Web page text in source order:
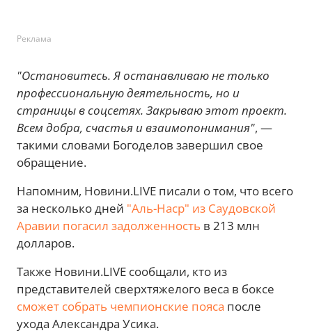
Реклама
"Остановитесь. Я останавливаю не только
профессиональную деятельность, но и
страницы в соцсетях. Закрываю этот проект.
Всем добра, счастья и взаимопонимания", —
такими словами Богоделов завершил свое
обращение.
Напомним, Новини.LIVE писали о том, что всего
за несколько дней "Аль-Наср" из Саудовской
Аравии погасил задолженность в 213 млн
долларов.
Также Новини.LIVE сообщали, кто из
представителей сверхтяжелого веса в боксе
сможет собрать чемпионские пояса после
ухода Александра Усика.